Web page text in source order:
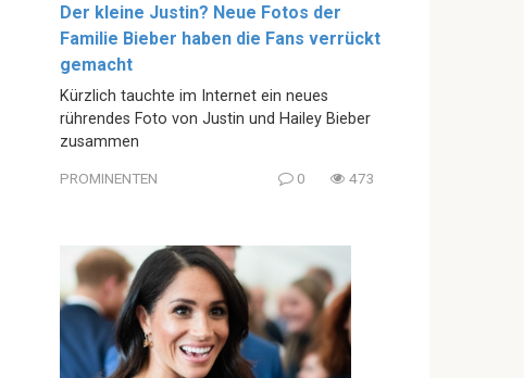
Der kleine Justin? Neue Fotos der
Familie Bieber haben die Fans verrückt
gemacht
Kürzlich tauchte im Internet ein neues
rührendes Foto von Justin und Hailey Bieber
zusammen
PROMINENTEN 0 473